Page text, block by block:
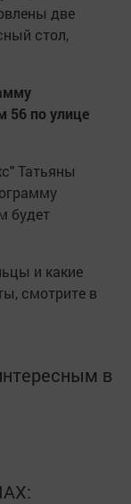
две
стол,
56 по улице
Татьяны
будет
и какие
смотрите в
в